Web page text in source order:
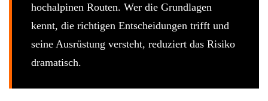
hochalpinen Routen. Wer die Grundlagen
kennt, die richtigen Entscheidungen trifft und
seine Ausrüstung versteht, reduziert das Risiko
dramatisch.